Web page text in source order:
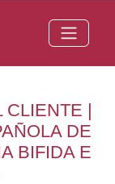
CLIENTE |
DE
BIFIDA E